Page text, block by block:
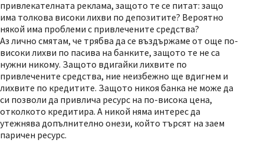
привлекателната реклама, защото те се питат: защо
има толкова високи лихви по депозитите? Вероятно
някой има проблеми с привлечените средства?
Аз лично смятам, че трябва да се въздържаме от още по-
високи лихви по пасива на банките, защото те не са
нужни никому. Защото вдигайки лихвите по
привлечените средства, ние неизбежно ще вдигнем и
лихвите по кредитите. Защото никоя банка не може да
си позволи да привлича ресурс на по-висока цена,
отколкото кредитира. А никой няма интерес да
утежнява допълнително онези, който търсят на заем
паричен ресурс.